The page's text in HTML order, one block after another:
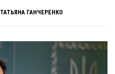
ТАТЬЯНА ГАНЧЕРЕНКО